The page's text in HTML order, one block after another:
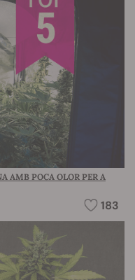
AMB POCA OLOR PER A
183